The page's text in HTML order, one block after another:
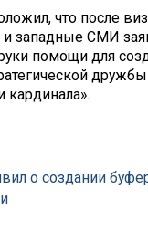
что после
и западные СМИ
помощи для
дружбы
кардинала».
о создании